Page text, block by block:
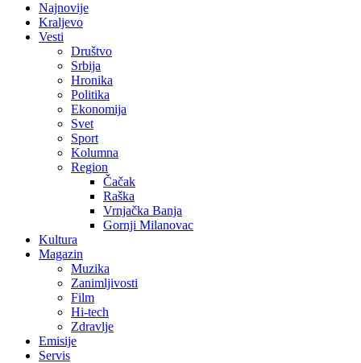
Najnovije
Kraljevo
Vesti
Društvo
Srbija
Hronika
Politika
Ekonomija
Svet
Sport
Kolumna
Region
Čačak
Raška
Vrnjačka Banja
Gornji Milanovac
Kultura
Magazin
Muzika
Zanimljivosti
Film
Hi-tech
Zdravlje
Emisije
Servis